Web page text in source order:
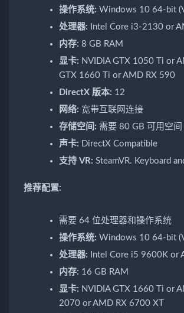
操作系统: Windows 10 64-bit
处理器: Intel Core i3-2130 or
内存: 8 GB RAM
显卡: NVIDIA GTX 1050 Ti or
GTX 1660 Ti or AMD RX 590
DirectX 版本: 12
网络: 宽带互联网连接
存储空间: 需要 80 GB 可用空间
声卡: DirectX Compatible
支持 VR: SteamVR. Keyboard
推荐配置:
需要 64 位处理器和操作系统
操作系统: Windows 10 64-bit
处理器: Intel Core i5 9600K or
内存: 16 GB RAM
显卡: NVIDIA GTX 1660 Ti or
2070 or AMD RX 6700 XT